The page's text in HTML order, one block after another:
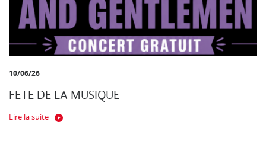
10/06/26
FETE DE LA MUSIQUE
Lire la suite